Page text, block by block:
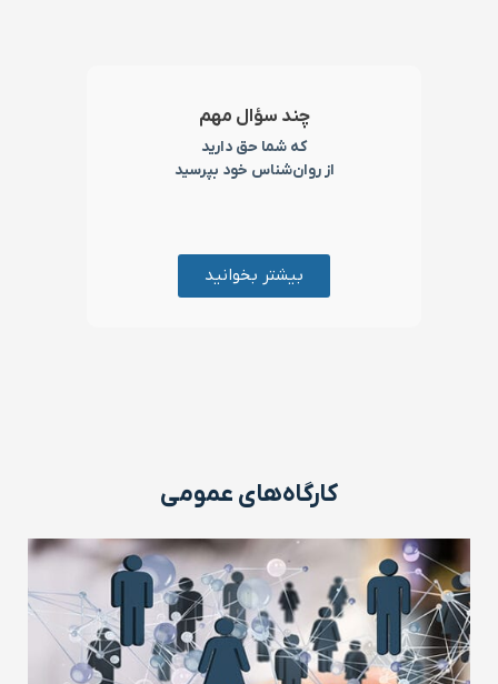
چند سؤال مهم
که شما حق دارید
از روان‌شناس خود بپرسید
بیشتر بخوانید
کارگاه‌های عمومی